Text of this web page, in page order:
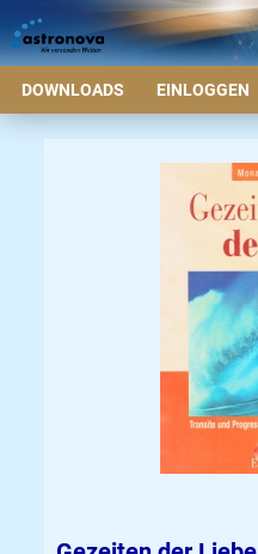
DOWNLOADS EINLOGGEN